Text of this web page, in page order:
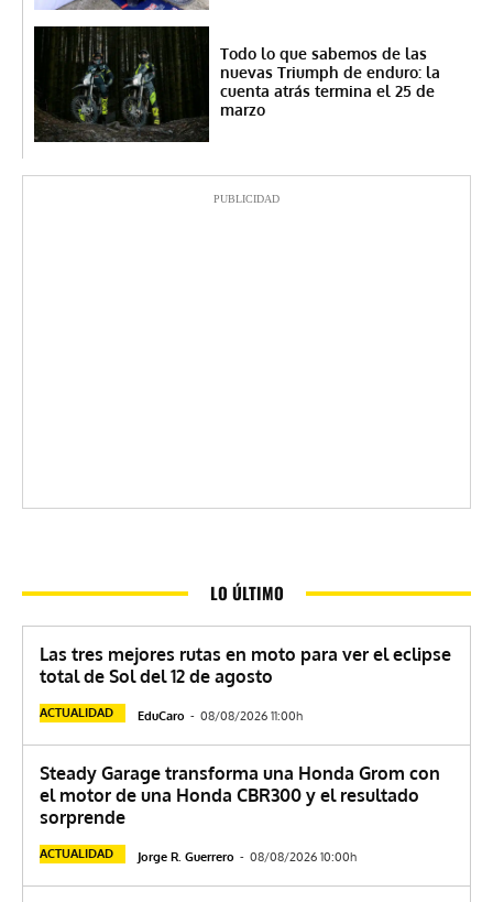
Todo lo que sabemos de las
nuevas Triumph de enduro: la
cuenta atrás termina el 25 de
marzo
PUBLICIDAD
LO ÚLTIMO
Las tres mejores rutas en moto para ver el eclipse
total de Sol del 12 de agosto
ACTUALIDAD EduCaro - 08/08/2026 11:00h
Steady Garage transforma una Honda Grom con
el motor de una Honda CBR300 y el resultado
sorprende
ACTUALIDAD Jorge R. Guerrero - 08/08/2026 10:00h